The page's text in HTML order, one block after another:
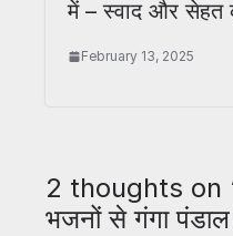
में – स्वाद और सेहत
February 13, 2025
2 thoughts on
भजनों से गंगा